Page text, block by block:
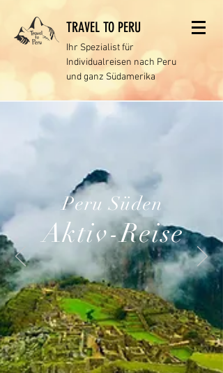
TRAVEL TO PERU
Ihr Spezialist für
Individualreisen nach Peru
und ganz Südamerika
Peru Süden
Aktiv-Reise